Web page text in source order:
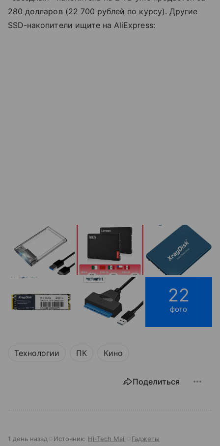
280 долларов (22 700 рублей по курсу). Другие
SSD-накопители ищите на AliExpress:
22
фото
Технологии ПК Кино
Поделиться
1 день назад Источник: Hi-Tech Mail Гаджеты